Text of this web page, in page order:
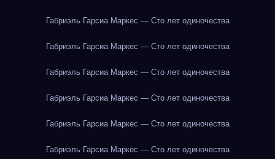
Габриэль Гарсиа Маркес — Сто лет одиночества
Габриэль Гарсиа Маркес — Сто лет одиночества
Габриэль Гарсиа Маркес — Сто лет одиночества
Габриэль Гарсиа Маркес — Сто лет одиночества
Габриэль Гарсиа Маркес — Сто лет одиночества
Габриэль Гарсиа Маркес — Сто лет одиночества